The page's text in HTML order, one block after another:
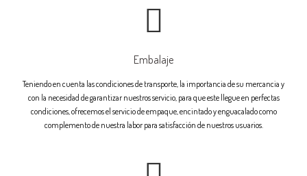
Embalaje
Teniendo en cuenta las condiciones de transporte, la importancia de su mercancia y
con la necesidad de garantizar nuestros servicio, para que este llegue en perfectas
condiciones, ofrecemos el servicio de empaque, encintado y enguacalado como
complemento de nuestra labor para satisfacción de nuestros usuarios.